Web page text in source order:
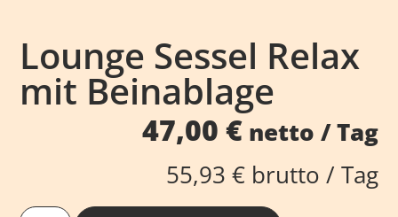
Lounge Sessel Relax
mit Beinablage
47,00 €netto / Tag
55,93 €brutto / Tag